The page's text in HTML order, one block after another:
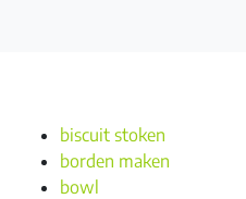
biscuit stoken
borden maken
bowl